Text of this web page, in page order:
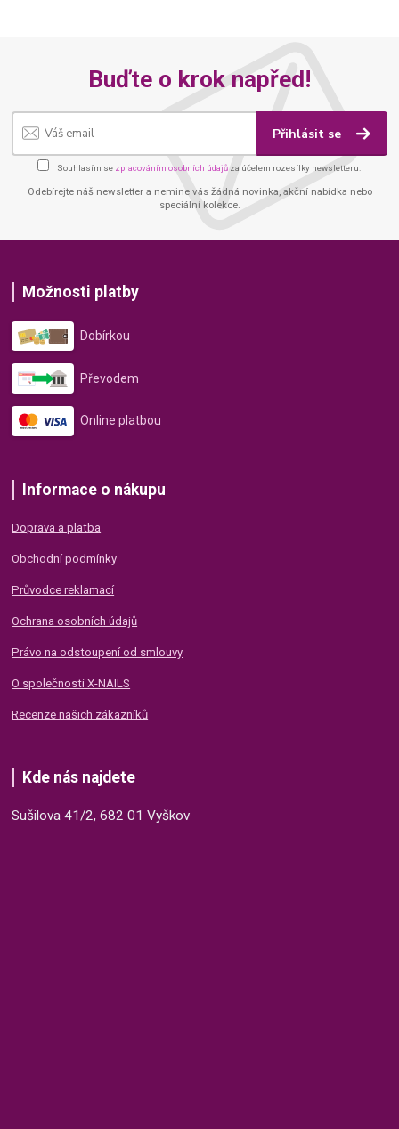
Buďte o krok napřed!
Přihlásit se
Souhlasím se zpracováním osobních údajů za účelem rozesílky newsletteru.
Odebírejte náš newsletter a nemine vás žádná novinka, akční nabídka nebo
speciální kolekce.
Možnosti platby
Dobírkou
Převodem
Online platbou
Informace o nákupu
Doprava a platba
Obchodní podmínky
Průvodce reklamací
Ochrana osobních údajů
Právo na odstoupení od smlouvy
O společnosti X-NAILS
Recenze našich zákazníků
Kde nás najdete
Sušilova 41/2, 682 01 Vyškov